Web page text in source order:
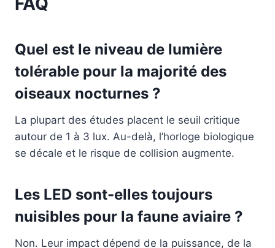
Quel est le niveau de lumière
tolérable pour la majorité des
oiseaux nocturnes ?
La plupart des études placent le seuil critique
autour de 1 à 3 lux. Au-delà, l’horloge biologique
se décale et le risque de collision augmente.
Les LED sont-elles toujours
nuisibles pour la faune aviaire ?
Non. Leur impact dépend de la puissance, de la